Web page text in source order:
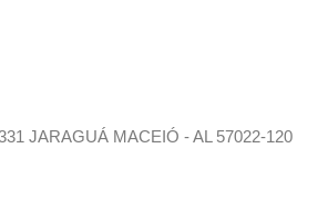
JARAGUÁ MACEIÓ - AL 57022-120